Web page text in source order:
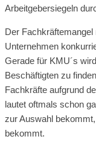
Arbeitgebersiegeln
Der
Unternehmen
Gerade für KMU´s
Beschäftigten zu
Fachkräfte aufgrund
lautet oftmals schon
zur Auswahl
bekommt.